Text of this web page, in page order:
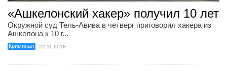
«Ашкелонский хакер» получил 10 лет
Окружной суд Тель-Авива в четверг приговорил хакера из
Ашкелона к 10 г...
Криминал 22.11.2018